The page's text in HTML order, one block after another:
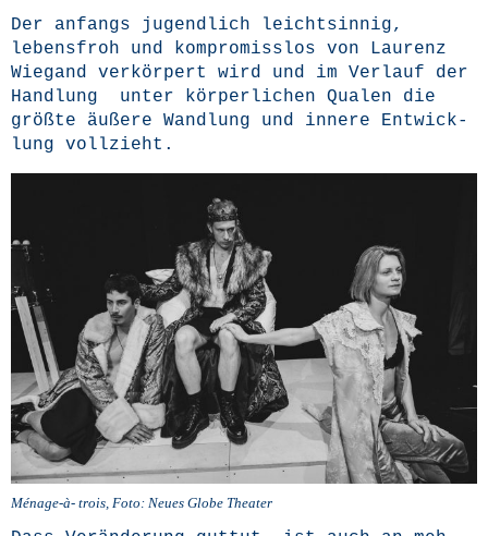
Der anfangs jugend­lich leicht­sin­nig,
lebens­froh und kom­pro­miss­los von Lau­renz
Wie­gand ver­kör­pert wird und im Ver­lauf der
Hand­lung unter kör­per­li­chen Qua­len die
größ­te äuße­re Wand­lung und inne­re Ent­wick­
lung vollzieht.
Ména­ge-à- trois, Foto: Neu­es Glo­be Theater